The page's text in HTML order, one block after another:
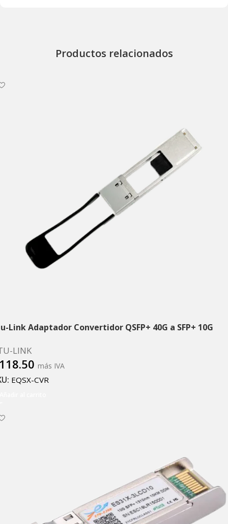
Productos relacionados
Link Adaptador Convertidor QSFP+ 40G a SFP+ 10G
LINK
más IVA
EQSX-CVR